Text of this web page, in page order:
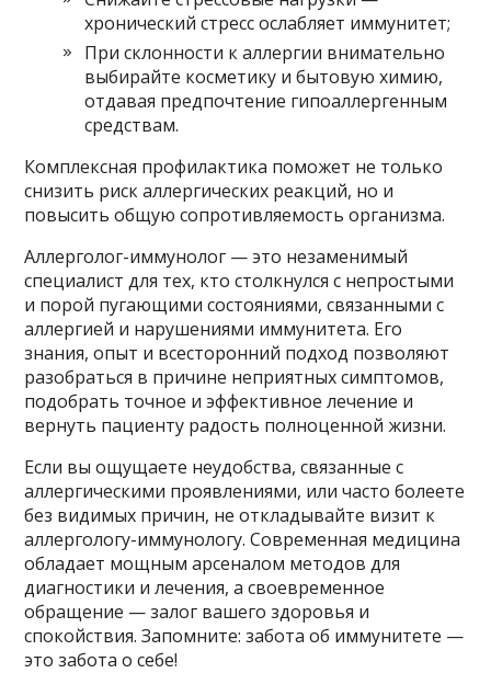
хронический стресс ослабляет иммунитет;
При склонности к аллергии внимательно
выбирайте косметику и бытовую химию,
отдавая предпочтение гипоаллергенным
средствам.
Комплексная профилактика поможет не только
снизить риск аллергических реакций, но и
повысить общую сопротивляемость организма.
Аллерголог-иммунолог — это незаменимый
специалист для тех, кто столкнулся с непростыми
и порой пугающими состояниями, связанными с
аллергией и нарушениями иммунитета. Его
знания, опыт и всесторонний подход позволяют
разобраться в причине неприятных симптомов,
подобрать точное и эффективное лечение и
вернуть пациенту радость полноценной жизни.
Если вы ощущаете неудобства, связанные с
аллергическими проявлениями, или часто болеете
без видимых причин, не откладывайте визит к
аллергологу-иммунологу. Современная медицина
обладает мощным арсеналом методов для
диагностики и лечения, а своевременное
обращение — залог вашего здоровья и
спокойствия. Запомните: забота об иммунитете —
это забота о себе!